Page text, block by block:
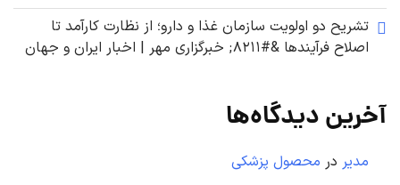
تشریح دو اولویت سازمان غذا و دارو؛ از نظارت کارآمد تا
اصلاح فرآیندها &#۸۲۱۱; خبرگزاری مهر | اخبار ایران و جهان
آخرین دیدگاه‌ها
مدیر در محصول پزشکی